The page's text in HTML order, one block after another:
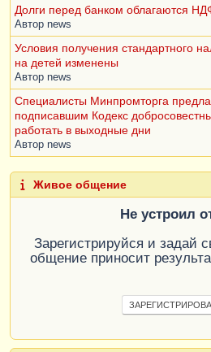
Долги перед банком облагаются
Автор news
Условия получения стандартного
на детей изменены
Автор news
Специалисты Минпромторга
подписавшим Кодекс
работать в выходные дни
Автор news
Живое общение
Не устроил
Зарегистрируйся и задай
общение приносит